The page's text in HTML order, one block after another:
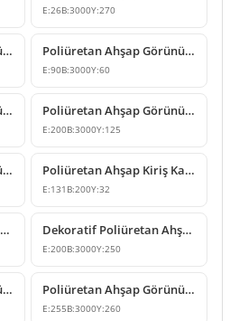
E:26B:3000Y:270
Poliüretan Ahşap Görünüm Duvar Paneli ve Kiriş Modelleri Poliüretan Ahşap Görünümlü Dekoratif Kiriş Modelleri
E:90B:3000Y:60
Poliüretan Ahşap Görünümlü Dekoratif Kiriş Poliüretan Ahşap Görünümlü Dekoratif Tavan Kirişi
E:200B:3000Y:125
Poliüretan Ahşap Görünümlü Kiriş Payandası Modeli Poliüretan Ahşap Kiriş Kapağı ve Mertek Sonu Modelleri
E:131 B:200Y:32
Poliüretan Dekoratif Ahşap Görünümlü Kiriş Modeli Dekoratif Poliüretan Ahşap Görünümlü Kiriş ve Kütük Modeli
E:200B:3000Y:250
Poliüretan Ahşap Görünümlü Kiriş ve Mertek Modeli Poliüretan Ahşap Görünümlü Dekoratif Kiriş Kütük Modeli
E:255B:3000Y:260